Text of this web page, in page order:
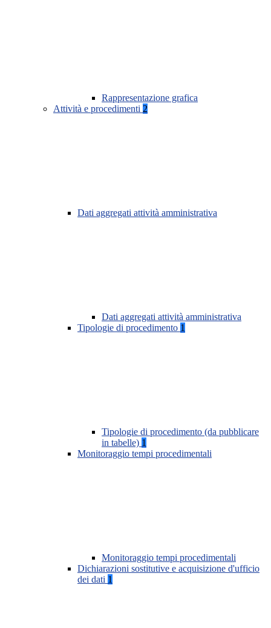
Rappresentazione grafica
Attività e procedimenti 2
Dati aggregati attività amministrativa
Dati aggregati attività amministrativa
Tipologie di procedimento 1
Tipologie di procedimento (da pubblicare
in tabelle) 1
Monitoraggio tempi procedimentali
Monitoraggio tempi procedimentali
Dichiarazioni sostitutive e acquisizione d'ufficio
dei dati 1